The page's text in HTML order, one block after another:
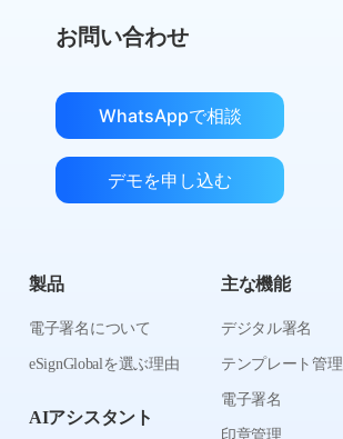
お問い合わせ
WhatsAppで相談
デモを申し込む
製品
電子署名について
eSignGlobalを選ぶ理由
AIアシスタント
主な機能
デジタル署名
テンプレート管理
電子署名
印章管理